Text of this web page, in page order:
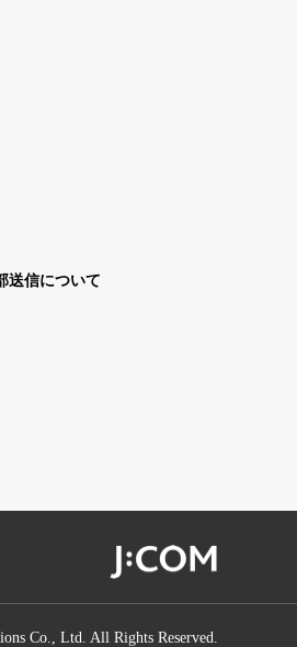
送信について
Co., Ltd. All Rights Reserved.